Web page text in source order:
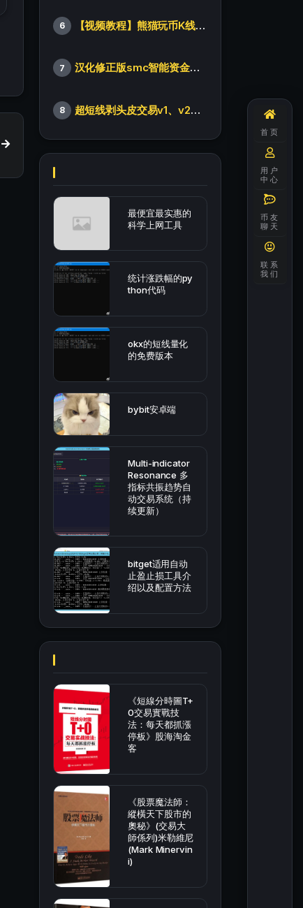
6 【视频教程】熊猫玩币K线后的秘密（全集）
7 汉化修正版smc智能资金订单指标
8 超短线剥头皮交易v1、v2版本
最便宜最实惠的
科学上网工具
统计涨跌幅的py
thon代码
okx的短线量化
的免费版本
bybit安卓端
Multi-indicator
Resonance 多
指标共振趋势自
动交易系统（持
续更新）
bitget适用自动
止盈止损工具介
绍以及配置方法
《短線分時圖T+
0交易實戰技
法：每天都抓漲
停板》股海淘金
客
《股票魔法師：
縱橫天下股市的
奧秘》(交易大
師係列)米勒維尼
(Mark Minervin
i)
首页
用户
中心
币友
聊天
联系
我们